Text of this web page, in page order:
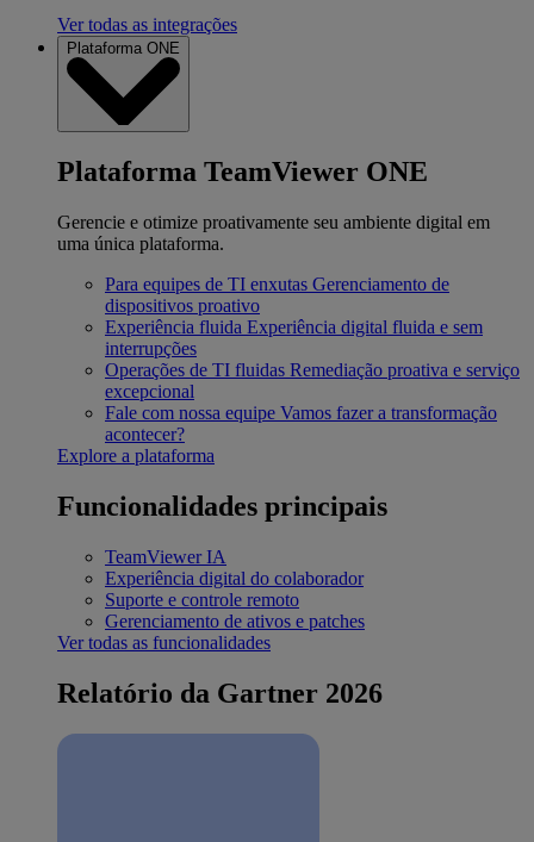
Ver todas as integrações
Plataforma ONE
Plataforma TeamViewer ONE
Gerencie e otimize proativamente seu ambiente digital em
uma única plataforma.
Para equipes de TI enxutas Gerenciamento de
dispositivos proativo
Experiência fluida Experiência digital fluida e sem
interrupções
Operações de TI fluidas Remediação proativa e serviço
excepcional
Fale com nossa equipe Vamos fazer a transformação
acontecer?
Explore a plataforma
Funcionalidades principais
TeamViewer IA
Experiência digital do colaborador
Suporte e controle remoto
Gerenciamento de ativos e patches
Ver todas as funcionalidades
Relatório da Gartner 2026